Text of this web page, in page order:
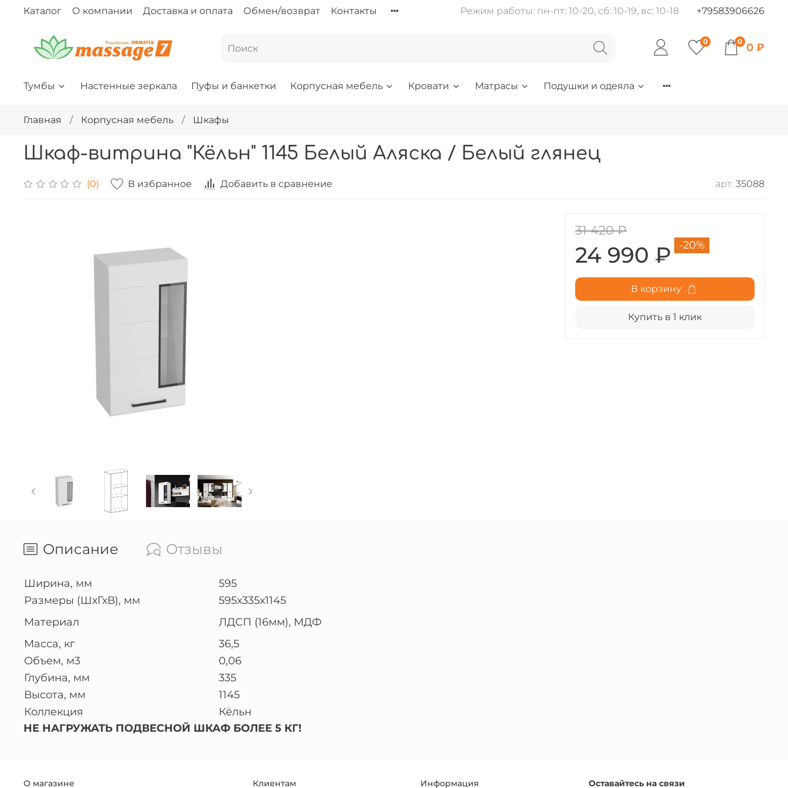
Каталог О компании Доставка и оплата Обмен/возврат Контакты Режим работы: пн-пт: 10-20, сб: 10-19, вс: 10-18 +79583906626
0 0 0 ₽
Тумбы Настенные зеркала Пуфы и банкетки Корпусная мебель Кровати Матрасы Подушки и одеяла
Главная Корпусная мебель Шкафы
Шкаф-витрина "Кёльн" 1145 Белый Аляска / Белый глянец
(0) В избранное Добавить в сравнение арт. 35088
31 420 ₽
24 990 ₽ -20%
В корзину
Купить в 1 клик
Описание Отзывы
Ширина, мм
595
Размеры (ШхГхВ), мм
595х335х1145
Материал
ЛДСП (16мм), МДФ
Масса, кг
36,5
Объем, м3
0,06
Глубина, мм
335
Высота, мм
1145
Коллекция
Кёльн
НЕ НАГРУЖАТЬ ПОДВЕСНОЙ ШКАФ БОЛЕЕ 5 КГ!
О магазине Клиентам Информация Оставайтесь на связи